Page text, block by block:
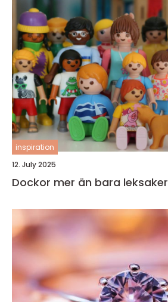
inspiration
12. July 2025
Dockor mer än bara leksaker